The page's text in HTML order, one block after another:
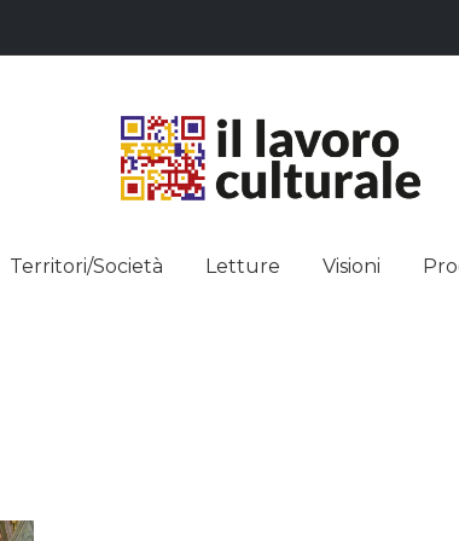
Territori/Società Letture Visioni